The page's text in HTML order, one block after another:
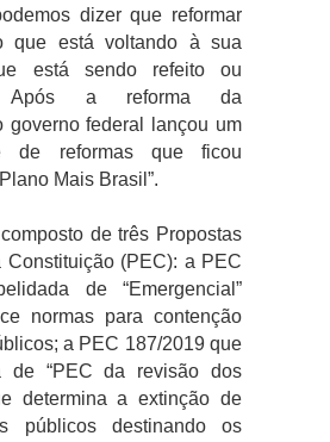
dizer que reformar
que está voltando à sua
está sendo refeito ou
Após a reforma da
governo federal lançou um
de reformas que ficou
Mais Brasil”.
de três Propostas
Constituição (PEC): a PEC
de “Emergencial”
normas para contenção
a PEC 187/2019 que
de “PEC da revisão dos
determina a extinção de
públicos destinando os